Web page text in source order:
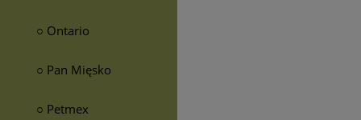
○ Ontario
○ Pan Mięsko
○ Petmex